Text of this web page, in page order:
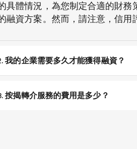
具體情況，為您制定合適的財
融資方案。然而，請注意，信用
我的企業需要多久才能獲得融資？
按揭轉介服務的費用是多少？